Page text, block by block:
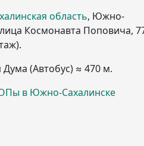
область, Южно-
Космонавта Поповича,
.
Дума (Автобус) ≈ 470 м.
в Южно-Сахалинске